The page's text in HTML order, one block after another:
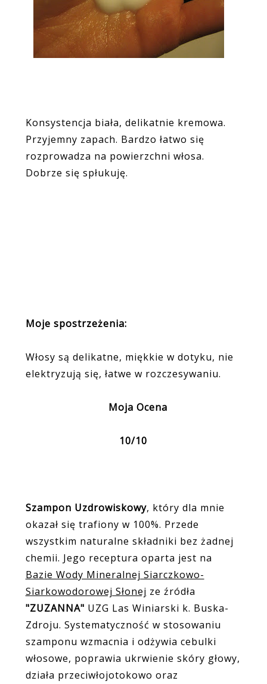
Konsystencja biała, delikatnie kremowa.
Przyjemny zapach. Bardzo łatwo się
rozprowadza na powierzchni włosa.
Dobrze się spłukuję.
Moje spostrzeżenia:
Włosy są delikatne, miękkie w dotyku, nie
elektryzują się, łatwe w rozczesywaniu.
Moja Ocena
10/10
Szampon Uzdrowiskowy, który dla mnie
okazał się trafiony w 100%. Przede
wszystkim naturalne składniki bez żadnej
chemii. Jego receptura oparta jest na
Bazie Wody Mineralnej Siarczkowo-
Siarkowodorowej Słonej ze źródła
"ZUZANNA" UZG Las Winiarski k. Buska-
Zdroju. Systematyczność w stosowaniu
szamponu wzmacnia i odżywia cebulki
włosowe, poprawia ukrwienie skóry głowy,
działa przeciwłojotokowo oraz